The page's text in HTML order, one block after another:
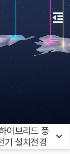
이브리드 풍
기 설치전경